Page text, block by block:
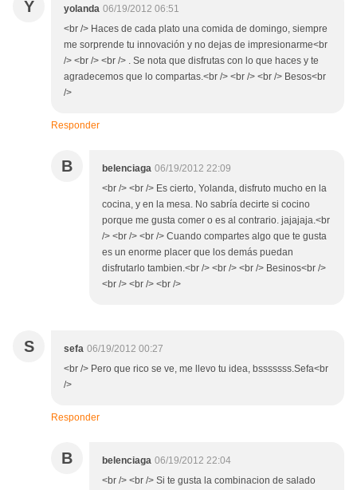
Y yolanda 06/19/2012 06:51
<br /> Haces de cada plato una comida de domingo, siempre
me sorprende tu innovación y no dejas de impresionarme<br
/> <br /> <br /> . Se nota que disfrutas con lo que haces y te
agradecemos que lo compartas.<br /> <br /> <br /> Besos<br
/>
Responder
B belenciaga 06/19/2012 22:09
<br /> <br /> Es cierto, Yolanda, disfruto mucho en la
cocina, y en la mesa. No sabría decirte si cocino
porque me gusta comer o es al contrario. jajajaja.<br
/> <br /> <br /> Cuando compartes algo que te gusta
es un enorme placer que los demás puedan
disfrutarlo tambien.<br /> <br /> <br /> Besinos<br />
<br /> <br /> <br />
S sefa 06/19/2012 00:27
<br /> Pero que rico se ve, me llevo tu idea, bsssssss.Sefa<br
/>
Responder
B belenciaga 06/19/2012 22:04
<br /> <br /> Si te gusta la combinacion de salado